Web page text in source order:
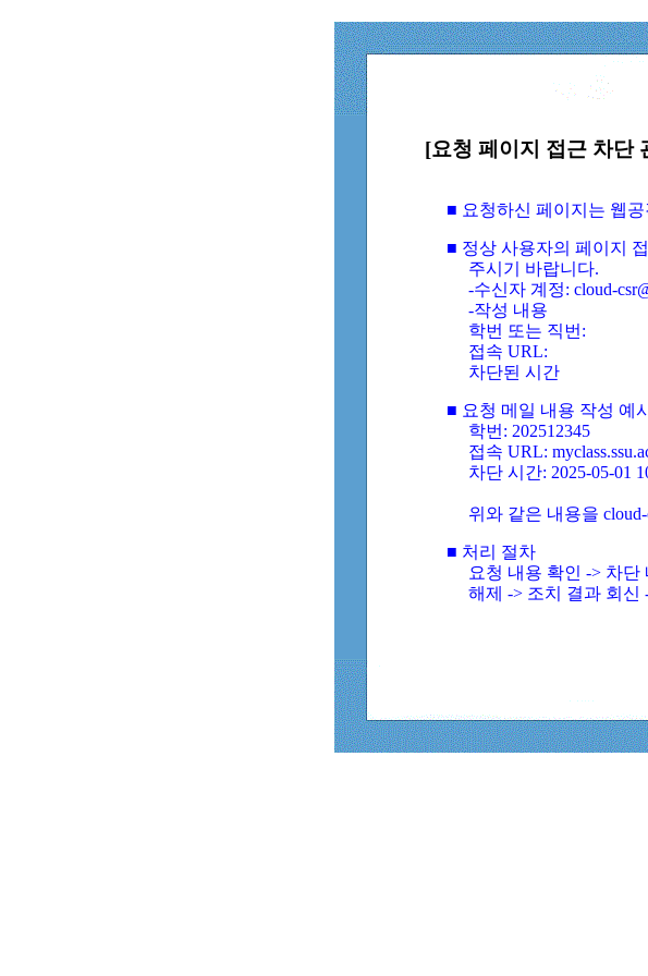
[요청 페이지 접근 차단
■ 요청하신 페이지는 웹
■ 정상 사용자의 페이지
주시기 바랍니다.
-수신자 계정: cloud-
-작성 내용
학번 또는 직번:
접속 URL:
차단된 시간
■ 요청 메일 내용 작성 예시
학번: 202512345
접속 URL:
차단 시간: 2025-05-01
위와 같은 내용을
■ 처리 절차
요청 내용 확인 -> 차
해제 -> 조치 결과 회신